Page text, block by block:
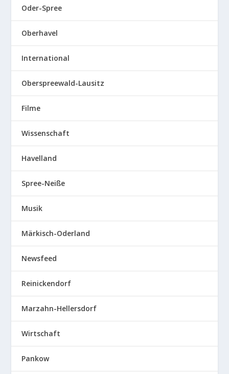
Oder-Spree
Oberhavel
International
Oberspreewald-Lausitz
Filme
Wissenschaft
Havelland
Spree-Neiße
Musik
Märkisch-Oderland
Newsfeed
Reinickendorf
Marzahn-Hellersdorf
Wirtschaft
Pankow